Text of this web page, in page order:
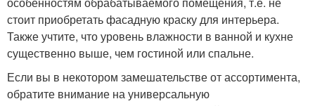
стоит приобретать фасадную краску для интерьера.
Также учтите, что уровень влажности в ванной и кухне
существенно выше, чем гостиной или спальне.
Если вы в некотором замешательстве от ассортимента,
обратите внимание на универсальную